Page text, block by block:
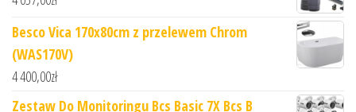
Besco Vica 170x80cm z przelewem Chrom
(WAS170V)
4 400,00zł
Zestaw Do Monitoringu Bcs Basic 7X Bcs B